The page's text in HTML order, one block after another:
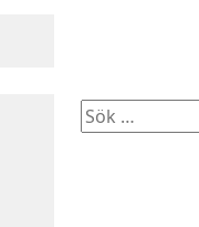
Sök
efter: